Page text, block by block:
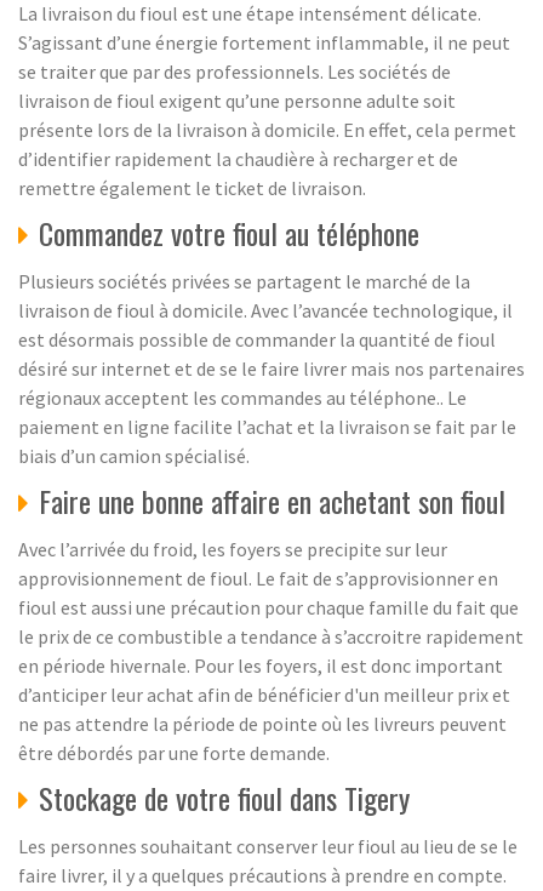
La livraison du fioul est une étape intensément délicate.
S’agissant d’une énergie fortement inflammable, il ne peut
se traiter que par des professionnels. Les sociétés de
livraison de fioul exigent qu’une personne adulte soit
présente lors de la livraison à domicile. En effet, cela permet
d’identifier rapidement la chaudière à recharger et de
remettre également le ticket de livraison.
Commandez votre fioul au téléphone
Plusieurs sociétés privées se partagent le marché de la
livraison de fioul à domicile. Avec l’avancée technologique, il
est désormais possible de commander la quantité de fioul
désiré sur internet et de se le faire livrer mais nos partenaires
régionaux acceptent les commandes au téléphone.. Le
paiement en ligne facilite l’achat et la livraison se fait par le
biais d’un camion spécialisé.
Faire une bonne affaire en achetant son fioul
Avec l’arrivée du froid, les foyers se precipite sur leur
approvisionnement de fioul. Le fait de s’approvisionner en
fioul est aussi une précaution pour chaque famille du fait que
le prix de ce combustible a tendance à s’accroitre rapidement
en période hivernale. Pour les foyers, il est donc important
d’anticiper leur achat afin de bénéficier d'un meilleur prix et
ne pas attendre la période de pointe où les livreurs peuvent
être débordés par une forte demande.
Stockage de votre fioul dans Tigery
Les personnes souhaitant conserver leur fioul au lieu de se le
faire livrer, il y a quelques précautions à prendre en compte.